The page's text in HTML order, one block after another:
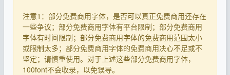
注意1：部分免费商用字体，是否可以真正免费商用还存在
一些争议；部分免费商用字体有平台限制；部分免费商用
字体有时间限制；部分免费商用字体的免费商用范围太小
或限制太多；部分免费商用字体的免费商用决心不足或不
坚定；请慎重使用。对于上述这些部分免费商用字体，
100font不会收录，以免误导。